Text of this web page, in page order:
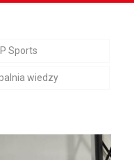
Sports
wiedzy